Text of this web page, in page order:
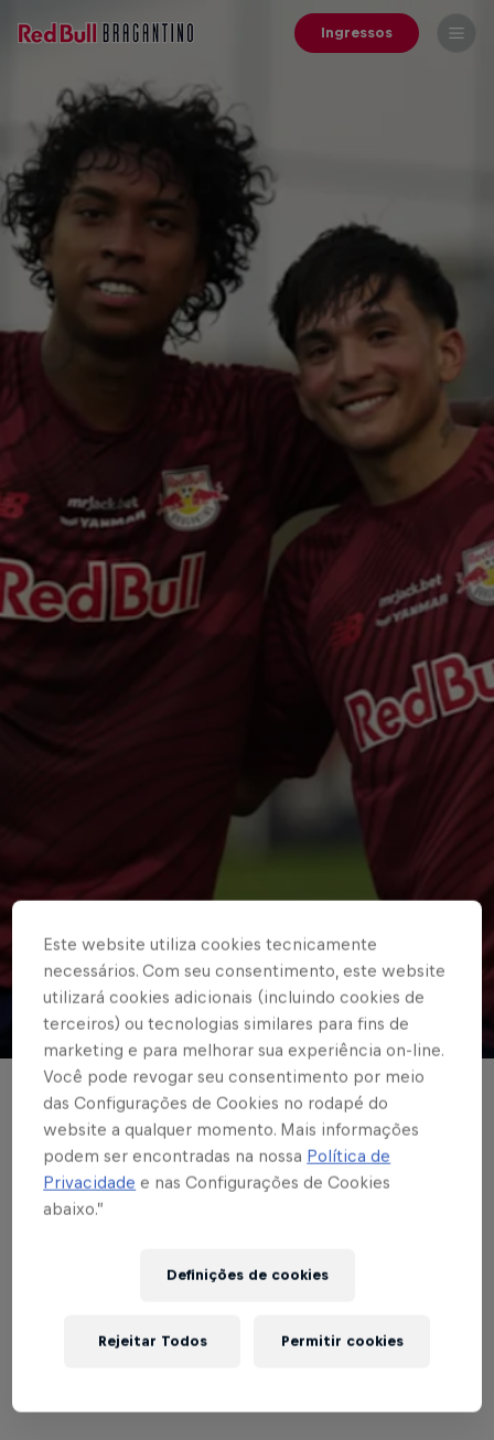
Ingressos
BRASILEIRÃO
Red Bull Bragantino
recebe o Vasco da
fechar o primeiro
turno no G4 do
Este website utiliza cookies tecnicamente
necessários. Com seu consentimento, este website
utilizará cookies adicionais (incluindo cookies de
terceiros) ou tecnologias similares para fins de
marketing e para melhorar sua experiência on-line.
Você pode revogar seu consentimento por meio
das Configurações de Cookies no rodapé do
website a qualquer momento. Mais informações
podem ser encontradas na nossa Política de
Privacidade e nas Configurações de Cookies
abaixo.”
Definições de cookies
Rejeitar Todos Permitir cookies